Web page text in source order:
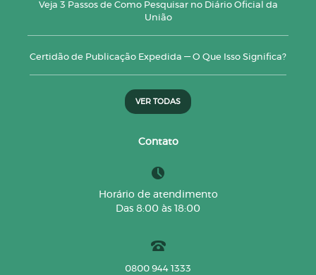
Veja 3 Passos de Como Pesquisar no Diário Oficial da
União
Certidão de Publicação Expedida — O Que Isso Significa?
VER TODAS
Contato
Horário de atendimento
Das 8:00 às 18:00
0800 944 1333